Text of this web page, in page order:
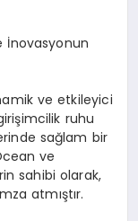
İnovasyonun
ve etkileyici
ruhu
sağlam bir
ve
sahibi olarak,
atmıştır.